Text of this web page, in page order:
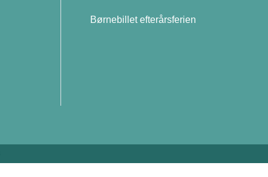
Børnebillet efterårsferien